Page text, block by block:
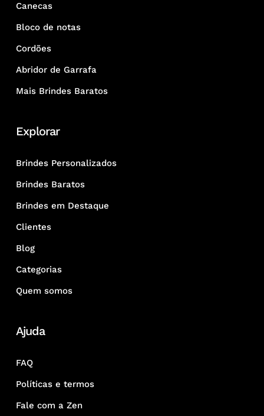
Canecas
Bloco de notas
Cordões
Abridor de Garrafa
Mais Brindes Baratos
Explorar
Brindes Personalizados
Brindes Baratos
Brindes em Destaque
Clientes
Blog
Categorias
Quem somos
Ajuda
FAQ
Políticas e termos
Fale com a Zen